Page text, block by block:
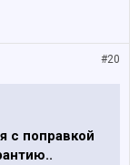
#20
с поправкой